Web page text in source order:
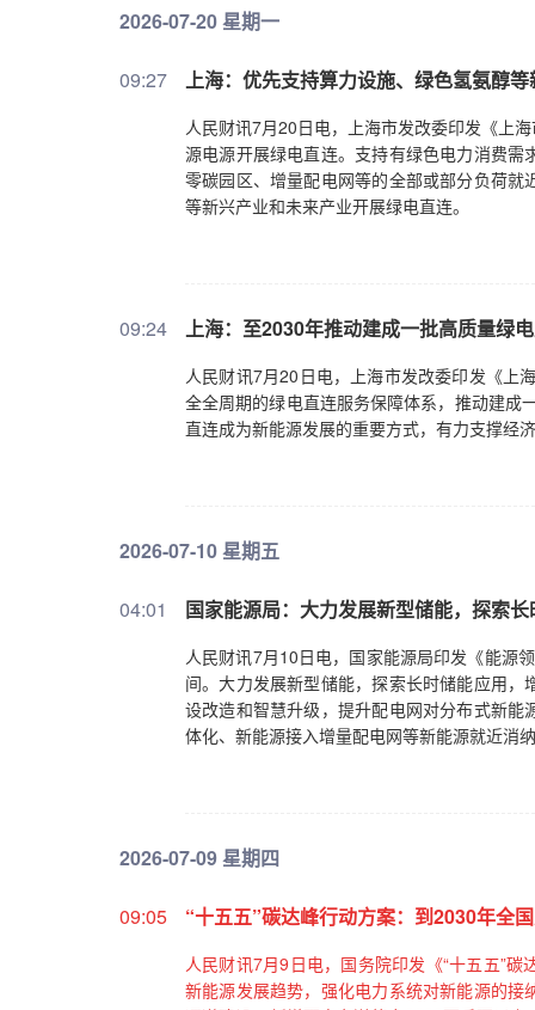
2026-07-20 星期一
09:27 上海：优先支持算力设施、绿色氢氨醇
人民财讯7月20日电，上海市发改委印发《上
源电源开展绿电直连。支持有绿色电力消费
零碳园区、增量配电网等的全部或部分负荷
等新兴产业和未来产业开展绿电直连。
09:24 上海：至2030年推动建成一批高质量绿
人民财讯7月20日电，上海市发改委印发《上
全全周期的绿电直连服务保障体系，推动建成
直连成为新能源发展的重要方式，有力支撑经
2026-07-10 星期五
04:01 国家能源局：大力发展新型储能，探索
人民财讯7月10日电，国家能源局印发《能源
间。大力发展新型储能，探索长时储能应用
设改造和智慧升级，提升配电网对分布式新
体化、新能源接入增量配电网等新能源就近消
2026-07-09 星期四
09:05 “十五五”碳达峰行动方案：到2030年全
人民财讯7月9日电，国务院印发《“十五五”
新能源发展趋势，强化电力系统对新能源的